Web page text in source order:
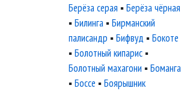
Берёза серая ▪Берёза чёрная
▪Билинга ▪Бирманский
палисандр ▪Бифвуд ▪Бокоте
▪Болотный кипарис ▪
Болотный махагони ▪Боманга
▪Боссе ▪Боярышник